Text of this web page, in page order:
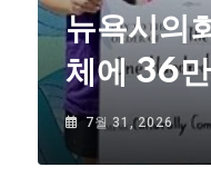
뉴욕시의
체에 36
7월 31, 2026